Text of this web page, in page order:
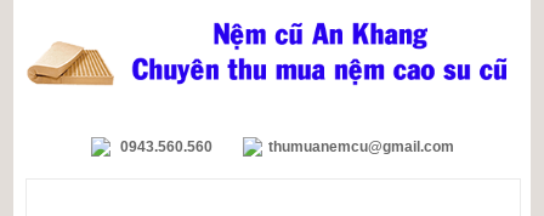
0943.560.560 thumuanemcu@gmail.com